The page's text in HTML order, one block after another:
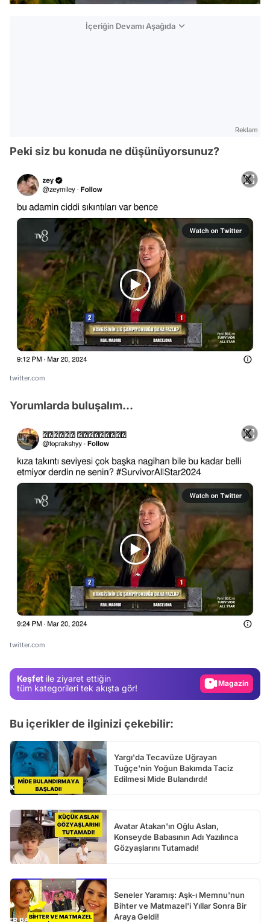
İçeriğin Devamı Aşağıda
Reklam
Peki siz bu konuda ne düşünüyorsunuz?
twitter.com
Yorumlarda buluşalım...
twitter.com
Keşfet ile ziyaret ettiğin
tüm kategorileri tek akışta gör!
Test
Video
Bu içerikler de ilginizi çekebilir:
Yargı'da Tecavüze Uğrayan
Tuğçe'nin Yoğun Bakımda Taciz
Edilmesi Mide Bulandırdı!
Avatar Atakan'ın Oğlu Aslan,
Konseyde Babasının Adı Yazılınca
Gözyaşlarını Tutamadı!
Seneler Yaramış: Aşk-ı Memnu'nun
Bihter ve Matmazel'i Yıllar Sonra Bir
Araya Geldi!